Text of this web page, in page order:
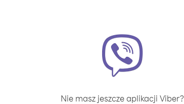
Nie masz jeszcze aplikacji Viber?